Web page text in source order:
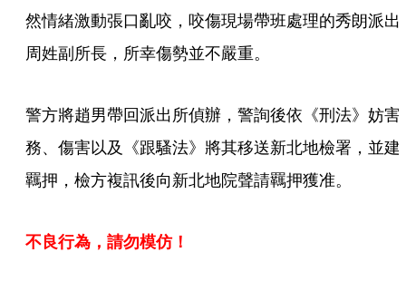
然情緒激動張口亂咬，咬傷現場帶班處理的秀朗派出
周姓副所長，所幸傷勢並不嚴重。
警方將趙男帶回派出所偵辦，警詢後依《刑法》妨害
務、傷害以及《跟騷法》將其移送新北地檢署，並建
羈押，檢方複訊後向新北地院聲請羈押獲准。
不良行為，請勿模仿！